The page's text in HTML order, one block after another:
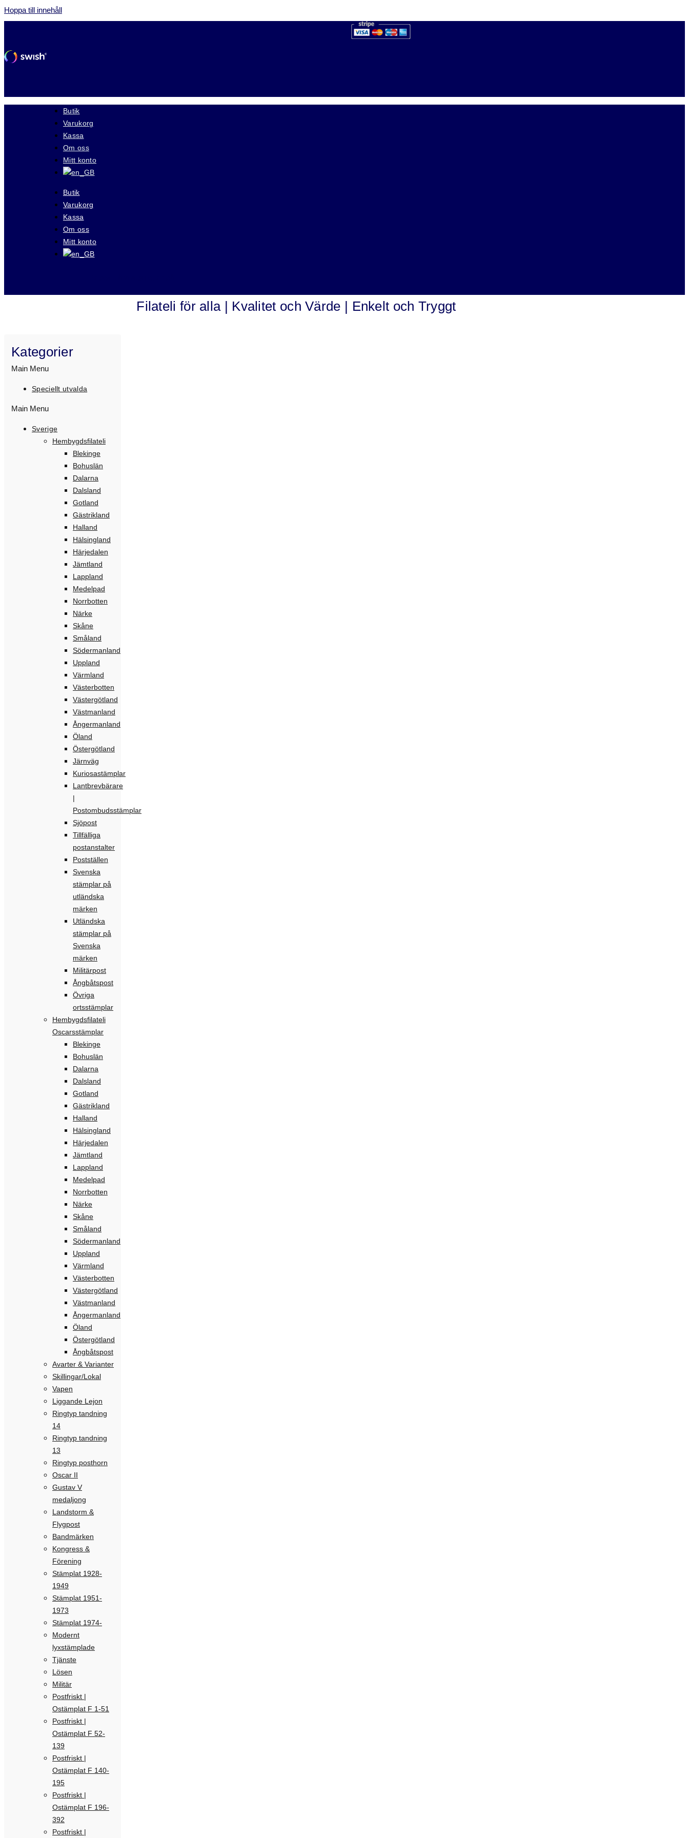
Hoppa till innehåll
Butik
Varukorg
Kassa
Om oss
Mitt konto
Butik
Varukorg
Kassa
Om oss
Mitt konto
Filateli för alla | Kvalitet och Värde | Enkelt och Tryggt
Kategorier
Main Menu
Speciellt utvalda
Main Menu
Sverige
Hembygdsfilateli
Blekinge
Bohuslän
Dalarna
Dalsland
Gotland
Gästrikland
Halland
Hälsingland
Härjedalen
Jämtland
Lappland
Medelpad
Norrbotten
Närke
Skåne
Småland
Södermanland
Uppland
Värmland
Västerbotten
Västergötland
Västmanland
Ångermanland
Öland
Östergötland
Järnväg
Kuriosastämplar
Lantbrevbärare
|
Postombudsstämplar
Sjöpost
Tillfälliga
postanstalter
Postställen
Svenska
stämplar på
utländska
märken
Utländska
stämplar på
Svenska
märken
Militärpost
Ångbåtspost
Övriga
ortsstämplar
Hembygdsfilateli
Oscarsstämplar
Blekinge
Bohuslän
Dalarna
Dalsland
Gotland
Gästrikland
Halland
Hälsingland
Härjedalen
Jämtland
Lappland
Medelpad
Norrbotten
Närke
Skåne
Småland
Södermanland
Uppland
Värmland
Västerbotten
Västergötland
Västmanland
Ångermanland
Öland
Östergötland
Ångbåtspost
Avarter & Varianter
Skillingar/Lokal
Vapen
Liggande Lejon
Ringtyp tandning
14
Ringtyp tandning
13
Ringtyp posthorn
Oscar II
Gustav V
medaljong
Landstorm &
Flygpost
Bandmärken
Kongress &
Förening
Stämplat 1928-
1949
Stämplat 1951-
1973
Stämplat 1974-
Modernt
lyxstämplade
Tjänste
Lösen
Militär
Postfriskt |
Ostämplat F 1-51
Postfriskt |
Ostämplat F 52-
139
Postfriskt |
Ostämplat F 140-
195
Postfriskt |
Ostämplat F 196-
392
Postfriskt |